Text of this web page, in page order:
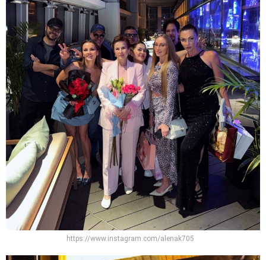
https://www.instagram.com/alenak705